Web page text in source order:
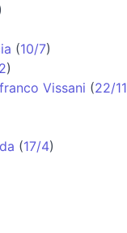
(10/7)
)
Vissani (22/11
(17/4)